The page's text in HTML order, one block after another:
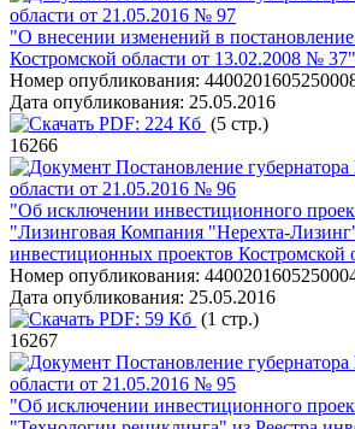
области от 21.05.2016 № 97
"О внесении изменений в постановление
Костромской области от 13.02.2008 № 37"
Номер опубликования:
Дата опубликования: 25.05.2016
PDF: 224 Кб (5 стр.)
16266
Постановление
области от 21.05.2016 № 96
"Об исключении инвестиционного
"Лизинговая Компания "Нерехта-
инвестиционных проектов Костромской
Номер опубликования:
Дата опубликования: 25.05.2016
PDF: 59 Кб (1 стр.)
16267
Постановление
области от 21.05.2016 № 95
"Об исключении инвестиционного